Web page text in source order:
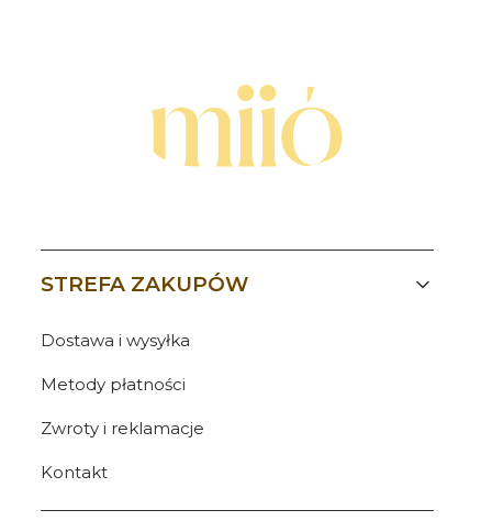
Linki w stopce
STREFA ZAKUPÓW
Dostawa i wysyłka
Metody płatności
Zwroty i reklamacje
Kontakt